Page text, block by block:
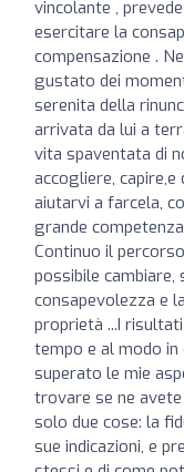
vincolante ,
esercitare la
compensazione .
gustato dei
serenita della
arrivata da lui a
vita spaventata di
accogliere,
aiutarvi a farcela,
grande
Continuo il
possibile cambiare,
consapevolezza e
proprietà ...I
tempo e al modo
superato le mie
trovare se ne
solo due cose: la
sue indicazioni, e